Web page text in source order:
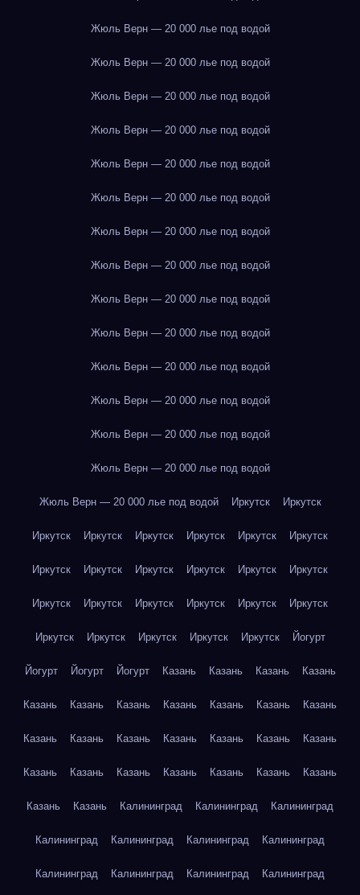
Жюль Верн — 20 000 лье под водой
Жюль Верн — 20 000 лье под водой
Жюль Верн — 20 000 лье под водой
Жюль Верн — 20 000 лье под водой
Жюль Верн — 20 000 лье под водой
Жюль Верн — 20 000 лье под водой
Жюль Верн — 20 000 лье под водой
Жюль Верн — 20 000 лье под водой
Жюль Верн — 20 000 лье под водой
Жюль Верн — 20 000 лье под водой
Жюль Верн — 20 000 лье под водой
Жюль Верн — 20 000 лье под водой
Жюль Верн — 20 000 лье под водой
Жюль Верн — 20 000 лье под водой
Жюль Верн — 20 000 лье под водой Иркутск Иркутск
Иркутск Иркутск Иркутск Иркутск Иркутск Иркутск
Иркутск Иркутск Иркутск Иркутск Иркутск Иркутск
Иркутск Иркутск Иркутск Иркутск Иркутск Иркутск
Иркутск Иркутск Иркутск Иркутск Иркутск Йогурт
Йогурт Йогурт Йогурт Казань Казань Казань Казань
Казань Казань Казань Казань Казань Казань Казань
Казань Казань Казань Казань Казань Казань Казань
Казань Казань Казань Казань Казань Казань Казань
Казань Казань Калининград Калининград Калининград
Калининград Калининград Калининград Калининград
Калининград Калининград Калининград Калининград